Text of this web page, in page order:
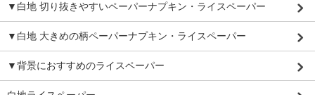
▼白地 切り抜きやすいペーパーナプキン・ライスペーパー
▼白地 大きめの柄ペーパーナプキン・ライスペーパー
▼背景におすすめのライスペーパー